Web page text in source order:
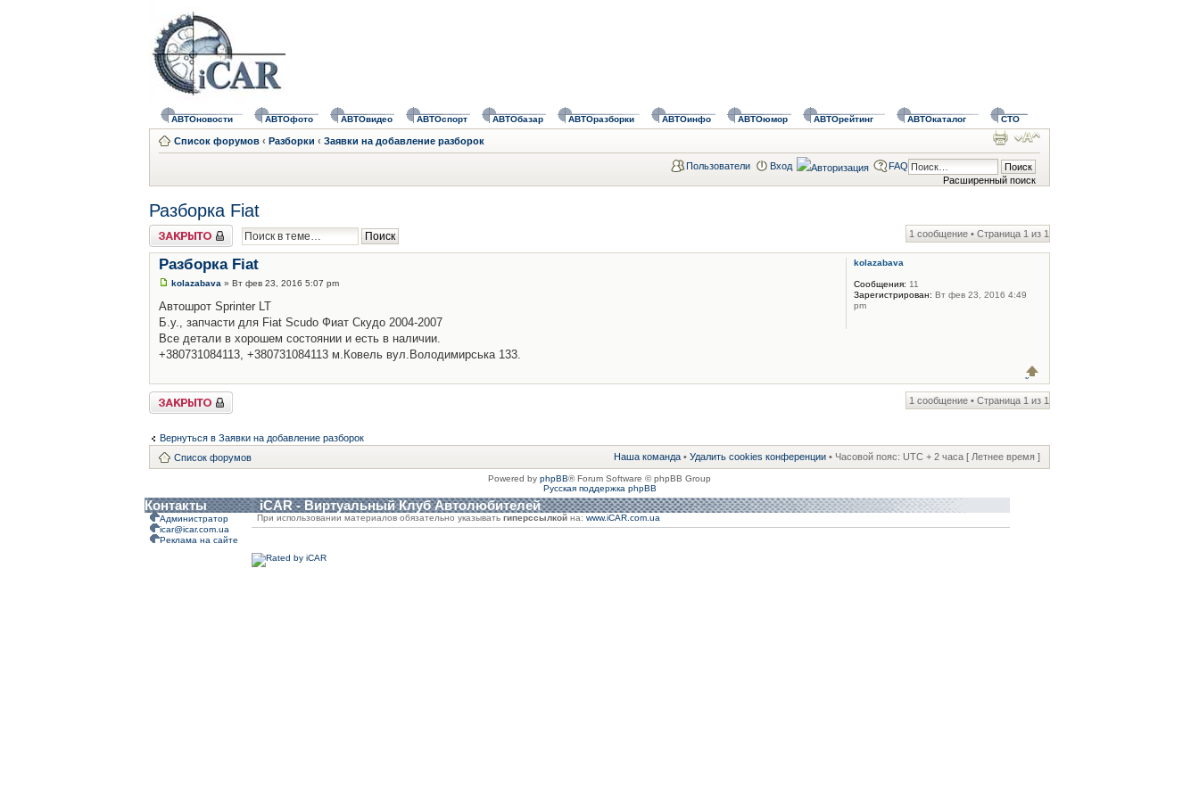
АВТОновости АВТОфото АВТОвидео АВТОспорт АВТОбазар АВТОразборки АВТОинфо АВТОюмор АВТОрейтинг АВТОкаталог СТО
Список форумов ‹ Разборки ‹ Заявки на добавление разборок
Расширенный поиск
Пользователи Вход FAQ
Разборка Fiat
Закрыто 1 сообщение • Страница 1 из 1
Разборка Fiat
kolazabava » Вт фев 23, 2016 5:07 pm
Автошрот Sprinter LT
Б.у., запчасти для Fiat Scudo Фиат Скудо 2004-2007
Все детали в хорошем состоянии и есть в наличии.
+380731084113, +380731084113 м.Ковель вул.Володимирська 133.
kolazabava
Сообщения: 11
Зарегистрирован: Вт фев 23, 2016 4:49
pm
Закрыто 1 сообщение • Страница 1 из 1
Вернуться в Заявки на добавление разборок
Список форумов
Наша команда • Удалить cookies конференции • Часовой пояс: UTC + 2 часа [ Летнее время ]
Powered by phpBB® Forum Software © phpBB Group
Русская поддержка phpBB
Контакты iCAR - Виртуальный Клуб Автолюбителей
Администратор
icar@icar.com.ua
Реклама на сайте
При использовании материалов обязательно указывать гиперссылкой на: www.iCAR.com.ua